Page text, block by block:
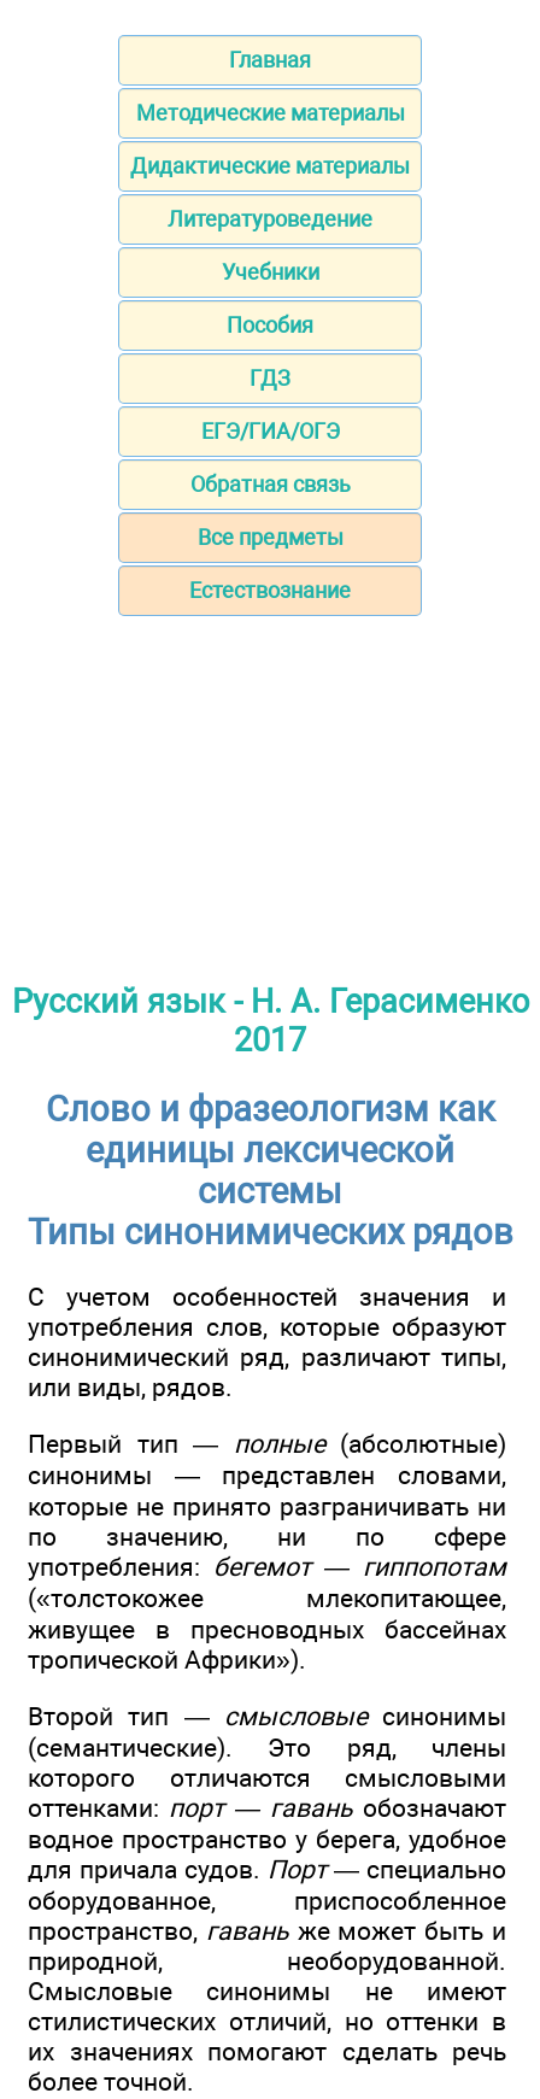
Главная
Методические материалы
Дидактические материалы
Литературоведение
Учебники
Пособия
ГДЗ
ЕГЭ/ГИА/ОГЭ
Обратная связь
Все предметы
Естествознание
Русский язык - Н. А. Герасименко
2017
Слово и фразеологизм как
единицы лексической
системы
Типы синонимических рядов
С учетом особенностей значения и
употребления слов, которые образуют
синонимический ряд, различают типы,
или виды, рядов.
Первый тип — полные(абсолютные)
синонимы — представлен словами,
которые не принято разграничивать ни
по значению, ни по сфере
употребления: бегемот — гиппопотам
(«толстокожее млекопитающее,
живущее в пресноводных бассейнах
тропической Африки»).
Второй тип — смысловыесинонимы
(семантические). Это ряд, члены
которого отличаются смысловыми
оттенками: порт — гаваньобозначают
водное пространство у берега, удобное
для причала судов. Порт— специально
оборудованное, приспособленное
пространство, гаваньже может быть и
природной, необорудованной.
Смысловые синонимы не имеют
стилистических отличий, но оттенки в
их значениях помогают сделать речь
более точной.